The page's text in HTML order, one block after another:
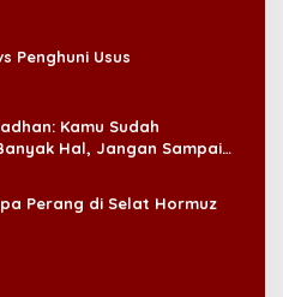
Penghuni Usus
Kamu Sudah
Hal, Jangan Sampai
Perang di Selat Hormuz